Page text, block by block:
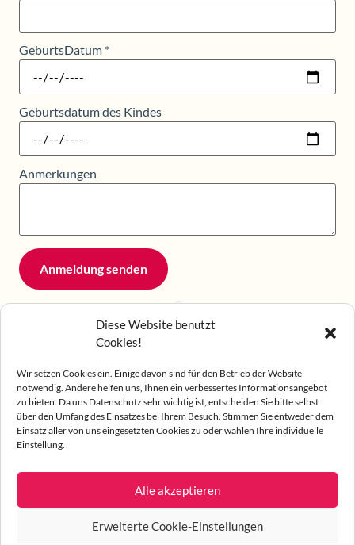
Diese Website benutzt
Cookies!
Wir setzen Cookies ein. Einige davon sind für den Betrieb der Website
notwendig. Andere helfen uns, Ihnen ein verbessertes Informationsangebot
zu bieten. Da uns Datenschutz sehr wichtig ist, entscheiden Sie bitte selbst
über den Umfang des Einsatzes bei Ihrem Besuch. Stimmen Sie entweder dem
Einsatz aller von uns eingesetzten Cookies zu oder wählen Ihre individuelle
Einstellung.
Alle akzeptieren
Erweiterte Cookie-Einstellungen
GeburtsDatum *
Geburtsdatum des Kindes
Anmerkungen
Anmeldung senden
und begleiten Frauen, Kinder, Partner und Familien besonders
Menschenwürde und die Rechte der Frau sind wesentliche